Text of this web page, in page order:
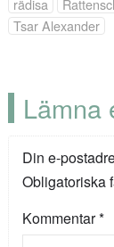
rädisa
Tsar Alexander
Lämna
Din e-
Obligatoriska
Kommentar*